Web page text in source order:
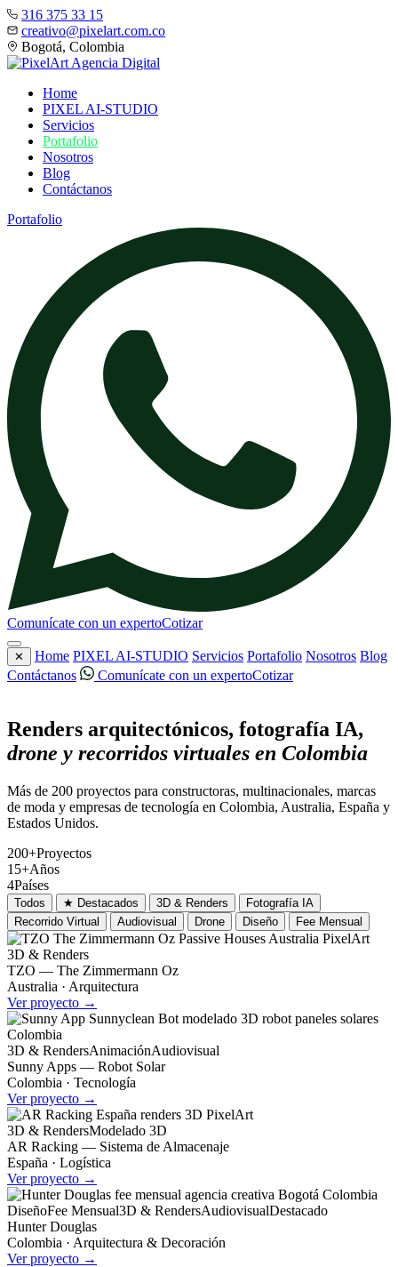
316 375 33 15
creativo@pixelart.com.co
Bogotá, Colombia
Home
PIXEL AI-STUDIO
Servicios
Portafolio
Nosotros
Blog
Contáctanos
Portafolio
Comunícate con un expertoCotizar
✕ Home PIXEL AI-STUDIO Servicios Portafolio Nosotros Blog
Contáctanos
Comunícate con un expertoCotizar
Renders arquitectónicos, fotografía IA,
drone y recorridos virtuales en Colombia
Más de 200 proyectos para constructoras, multinacionales, marcas
de moda y empresas de tecnología en Colombia, Australia, España y
Estados Unidos.
200+Proyectos
15+Años
4Países
Todos ★ Destacados 3D & Renders
Fotografía IA
Recorrido Virtual
Audiovisual Drone Diseño Fee Mensual
3D & Renders
TZO — The Zimmermann Oz
Australia · Arquitectura
Ver proyecto →
3D & RendersAnimaciónAudiovisual
Sunny Apps — Robot Solar
Colombia · Tecnología
Ver proyecto →
3D & RendersModelado 3D
AR Racking — Sistema de Almacenaje
España · Logística
Ver proyecto →
DiseñoFee Mensual3D & RendersAudiovisualDestacado
Hunter Douglas
Colombia · Arquitectura & Decoración
Ver proyecto →